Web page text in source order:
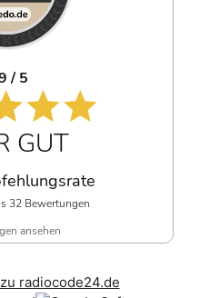
/ 5
GUT
32 Bewertungen
ansehen